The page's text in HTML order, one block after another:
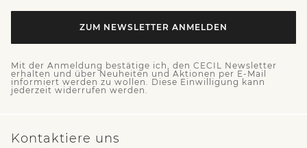
ZUM NEWSLETTER ANMELDEN
Mit der Anmeldung bestätige ich, den CECIL Newsletter
erhalten und über Neuheiten und Aktionen per E-Mail
informiert werden zu wollen. Diese Einwilligung kann
jederzeit widerrufen werden.
Kontaktiere uns